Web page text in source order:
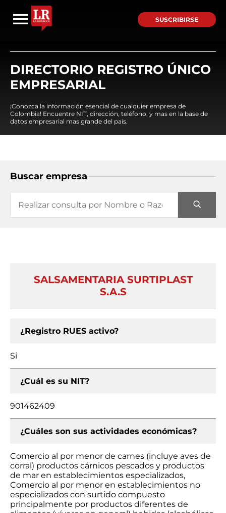
SUSCRIBIRSE
DIRECTORIO REGISTRO ÚNICO
EMPRESARIAL
¡Conozca la información esencial de cualquier empresa de
Colombia! Encuentre NIT, dirección, teléfono, y mas en la base de
datos empresarial mas grande del país.
Buscar empresa
SALSAMENTARIA SURTIPLAST
S.A.S
¿Registro RUES activo?
Si
¿Cuál es su NIT?
901462409
¿Cuáles son sus actividades económicas?
Comercio al por menor de carnes (incluye aves de
corral) productos cárnicos pescados y productos
de mar en establecimientos especializados,
Comercio al por menor en establecimientos no
especializados con surtido compuesto
principalmente por productos diferentes de